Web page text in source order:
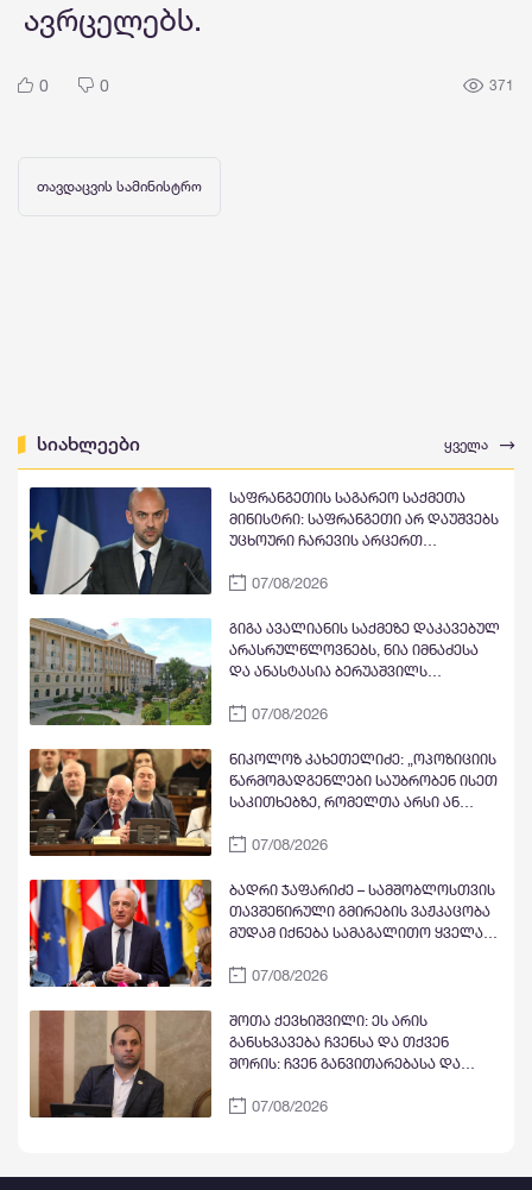
ავრცელებს.
0 0 371
თავდაცვის სამინისტრო
სიახლეები ყველა
საფრანგეთის საგარეო საქმეთა
მინისტრი: საფრანგეთი არ დაუშვებს
უცხოური ჩარევის არცერთ
დემოკრატიულ დებატებში, მით
ყოველივე ფრანგი ხალხის
ექსკლუზიური და ხელშეუხებელი
უფლებაა
07/08/2026
გიგა ავალიანის საქმეზე დაკავებულ
არასრულწლოვნებს, ნია იმნაძესა
და ანასტასია ბერუაშვილს
პატიმრობა შეეფარდათ
07/08/2026
ნიკოლოზ კახეთელიძე: „ოპოზიციის
წარმომადგენლები საუბრობენ ისეთ
საკითხებზე, რომელთა არსი ან
საზოგადოებას შეგნებულად
07/08/2026
ბადრი ჯაფარიძე – სამშობლოსთვის
თავშეწირული გმირების ვაჟკაცობა
მუდამ იქნება სამაგალითო ყველა
მარადიულია
07/08/2026
შოთა ქევხიშვილი: ეს არის
განსხვავება ჩვენსა და თქვენ
შორის: ჩვენ განვითარებასა და
პროტესტსა და დესტრუქციაზე.
07/08/2026